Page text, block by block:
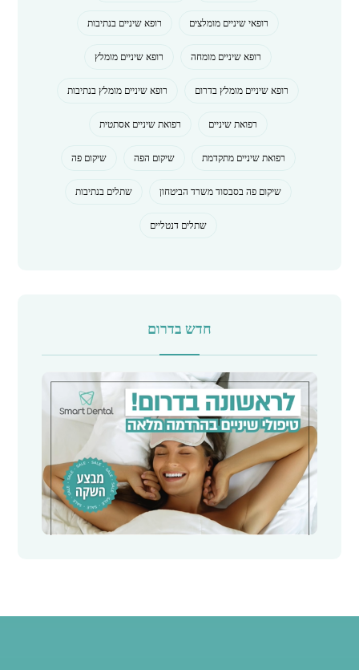
רופאי שיניים מומלצים
רופא שיניים בנתיבות
רופא שיניים מומחה
רופא שיניים מומלץ
רופא שיניים מומלץ בדרום
רופא שיניים מומלץ בנתיבות
רפואת שיניים
רפואת שיניים אסתטית
רפואת שיניים מתקדמת
שיקום הפה
שיקום פה
שיקום פה בסבסוד משרד הביטחון
שתלים בנתיבות
שתלים דנטליים
חדש בדרום